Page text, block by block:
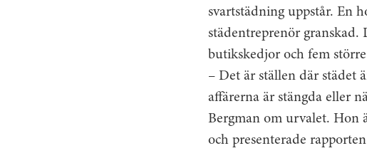
svartstädning uppstår. En
städentreprenör granskad.
butikskedjor och fem
– Det är ställen där städet
affärerna är stängda eller
Bergman om urvalet. Hon
och presenterade